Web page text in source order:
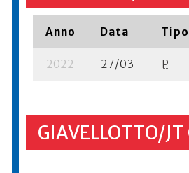
Anno Data Tipo
2022 27/03 P
GIAVELLOTTO/